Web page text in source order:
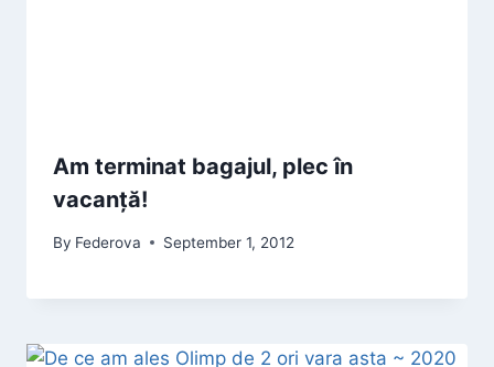
Am terminat bagajul, plec în
vacanță!
By Federova September 1, 2012